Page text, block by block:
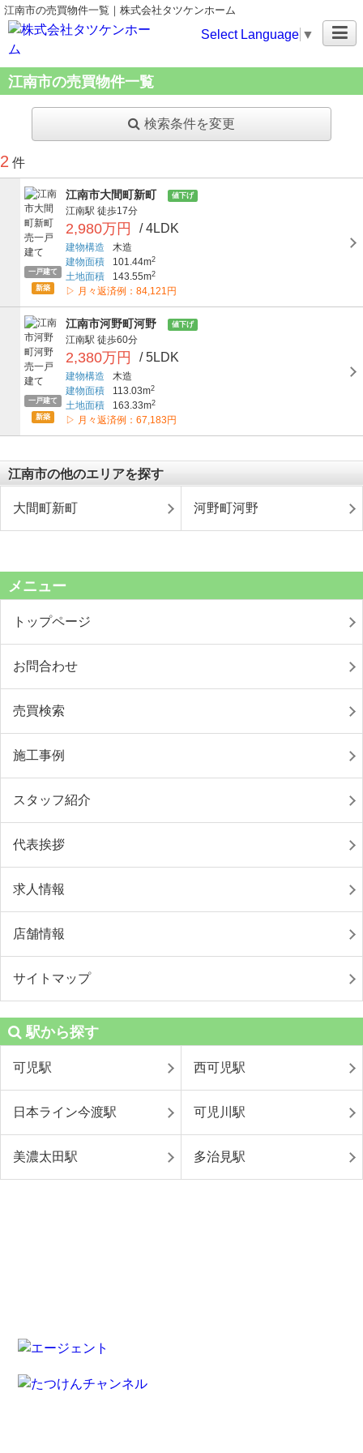
江南市の売買物件一覧｜株式会社タツケンホーム
Select Language ▼
江南市の売買物件一覧
検索条件を変更
2 件
一戸建て
新築
江南市大間町新町 値下げ
江南駅 徒歩17分
2,980万円 / 4LDK
建物構造
木造
建物面積
101.44m2
土地面積 143.55m2
▷ 月々返済例：84,121円
一戸建て
新築
江南市河野町河野 値下げ
江南駅 徒歩60分
2,380万円 / 5LDK
建物構造
木造
建物面積
113.03m2
土地面積 163.33m2
▷ 月々返済例：67,183円
江南市の他のエリアを探す
大間町新町 河野町河野
メニュー
トップページ
お問合わせ
売買検索
施工事例
スタッフ紹介
代表挨拶
求人情報
店舗情報
サイトマップ
駅から探す
可児駅 西可児駅
日本ライン今渡駅 可児川駅
美濃太田駅 多治見駅